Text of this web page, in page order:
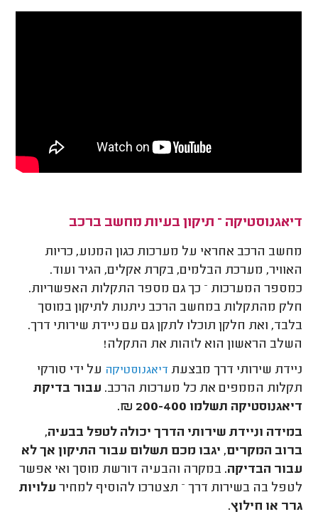
דיאגנוסטיקה – תיקון בעיות מחשב ברכב
מחשב הרכב אחראי על מערכות כגון המנוע, כריות
האוויר, מערכת הבלמים, בקרת אקלים, הגיר ועוד.
כמספר המערכות – כך גם מספר התקלות האפשריות.
חלק מהתקלות במחשב הרכב ניתנות לתיקון במוסך
בלבד, ואת חלקן תוכלו לתקן גם עם ניידת שירותי דרך.
השלב הראשון הוא לזהות את התקלה!
ניידת שירותי דרך מבצעת דיאגנוסטיקה על ידי סורקי
תקלות הממפים את כל מערכות הרכב. עבור בדיקת
דיאגנוסטיקה תשלמו 200-400 ₪.
במידה וניידת שירותי הדרך יכולה לטפל בבעיה,
ברוב המקרים, יגבו מכם תשלום עבור התיקון אך לא
עבור הבדיקה. במקרה והבעיה דורשת מוסך ואי אפשר
לטפל בה בשירות דרך – תצטרכו להוסיף למחיר עלויות
גרר או חילוץ.